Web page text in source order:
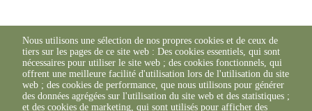
Nous utilisons une sélection de nos propres cookies et de ceux de
tiers sur les pages de ce site web : Des cookies essentiels, qui sont
nécessaires pour utiliser le site web ; des cookies fonctionnels, qui
offrent une meilleure facilité d'utilisation lors de l'utilisation du site
web ; des cookies de performance, que nous utilisons pour générer
des données agrégées sur l'utilisation du site web et des statistiques ;
et des cookies de marketing, qui sont utilisés pour afficher des